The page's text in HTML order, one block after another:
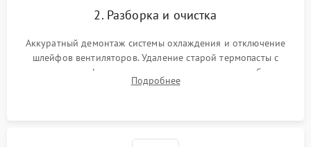
2. Разборка и очистка
Аккуратный демонтаж системы охлаждения и отключение
шлейфов вентиляторов. Удаление старой термопасты с
кристалла графического чипа и термопрокладок с банок
памяти и зоны VRM. Очистка платы от пыли и окислов.
Подробнее